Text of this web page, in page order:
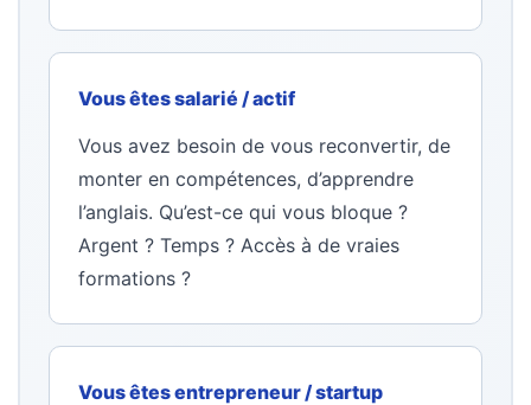
Vous êtes salarié / actif
Vous avez besoin de vous reconvertir, de
monter en compétences, d’apprendre
l’anglais. Qu’est-ce qui vous bloque ?
Argent ? Temps ? Accès à de vraies
formations ?
Vous êtes entrepreneur / startup